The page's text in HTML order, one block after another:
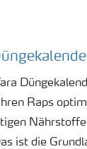
Ihren Raps
ist die